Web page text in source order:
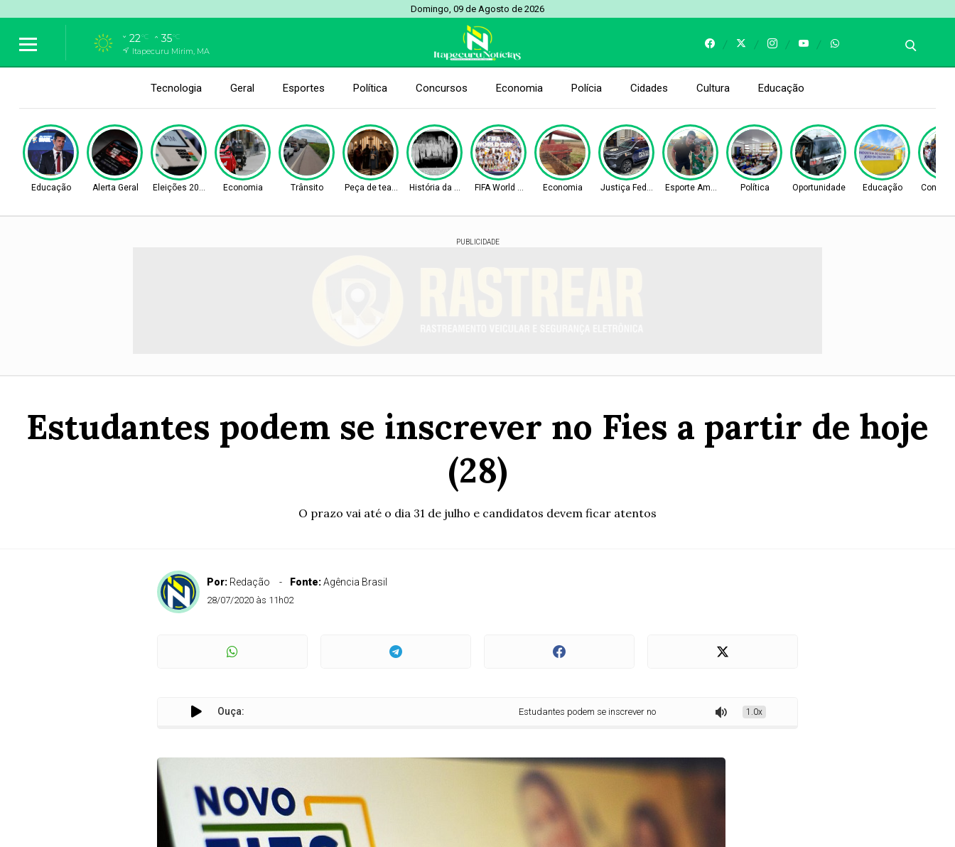
Domingo, 09 de Agosto de 2026
22°C 35°C
Itapecuru Mirim, MA
Tecnologia Geral Esportes Política Concursos Economia Polícia Cidades Cultura Educação
Educação Alerta Geral Eleições 2026 Economia Trânsito Peça de teatro História da CidadeFIFA World Cup 2026Economia Justiça Federal Esporte Amador Política Oportunidade Educação
PUBLICIDADE
Estudantes podem se inscrever no Fies a partir de hoje
(28)
O prazo vai até o dia 31 de julho e candidatos devem ficar atentos
Por: Redação Fonte:Agência Brasil
28/07/2020 às 11h02
Ouça: Estudantes podem se inscrever no Fies a partir de hoje (28) 1.0x